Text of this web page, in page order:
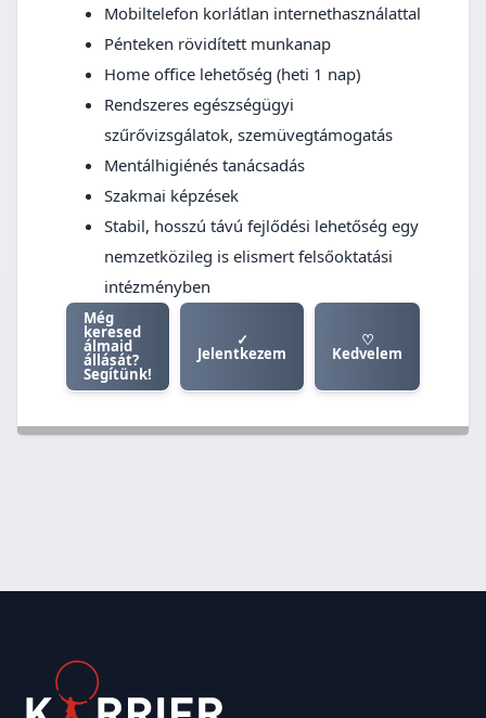
Mobiltelefon korlátlan internethasználattal
Pénteken rövidített munkanap
Home office lehetőség (heti 1 nap)
Rendszeres egészségügyi
szűrővizsgálatok, szemüvegtámogatás
Mentálhigiénés tanácsadás
Szakmai képzések
Stabil, hosszú távú fejlődési lehetőség egy
nemzetközileg is elismert felsőoktatási
intézményben
Még
keresed
álmaid
állását?
Segítünk!
✓
Jelentkezem
♡
Kedvelem